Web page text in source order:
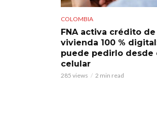
COLOMBIA
FNA activa crédito de
vivienda 100 %
puede pedirlo desde
celular
285 views 2 min read